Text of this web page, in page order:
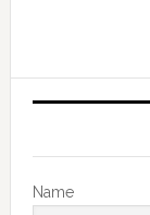
Name